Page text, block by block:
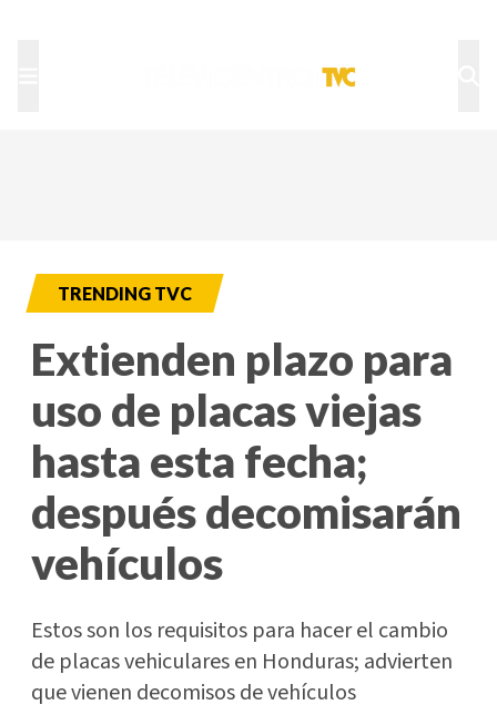
TRENDING TVC
Extienden plazo para
uso de placas viejas
hasta esta fecha;
después decomisarán
vehículos
Estos son los requisitos para hacer el cambio
de placas vehiculares en Honduras; advierten
que vienen decomisos de vehículos